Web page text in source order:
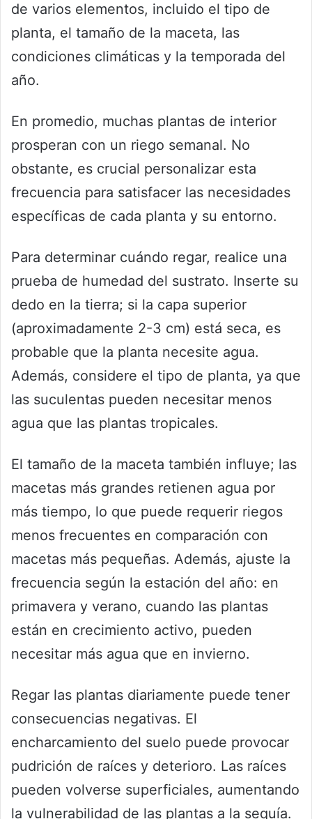
de varios elementos, incluido el tipo de
planta, el tamaño de la maceta, las
condiciones climáticas y la temporada del
año.
En promedio, muchas plantas de interior
prosperan con un riego semanal. No
obstante, es crucial personalizar esta
frecuencia para satisfacer las necesidades
específicas de cada planta y su entorno.
Para determinar cuándo regar, realice una
prueba de humedad del sustrato. Inserte su
dedo en la tierra; si la capa superior
(aproximadamente 2-3 cm) está seca, es
probable que la planta necesite agua.
Además, considere el tipo de planta, ya que
las suculentas pueden necesitar menos
agua que las plantas tropicales.
El tamaño de la maceta también influye; las
macetas más grandes retienen agua por
más tiempo, lo que puede requerir riegos
menos frecuentes en comparación con
macetas más pequeñas. Además, ajuste la
frecuencia según la estación del año: en
primavera y verano, cuando las plantas
están en crecimiento activo, pueden
necesitar más agua que en invierno.
Regar las plantas diariamente puede tener
consecuencias negativas. El
encharcamiento del suelo puede provocar
pudrición de raíces y deterioro. Las raíces
pueden volverse superficiales, aumentando
la vulnerabilidad de las plantas a la sequía.